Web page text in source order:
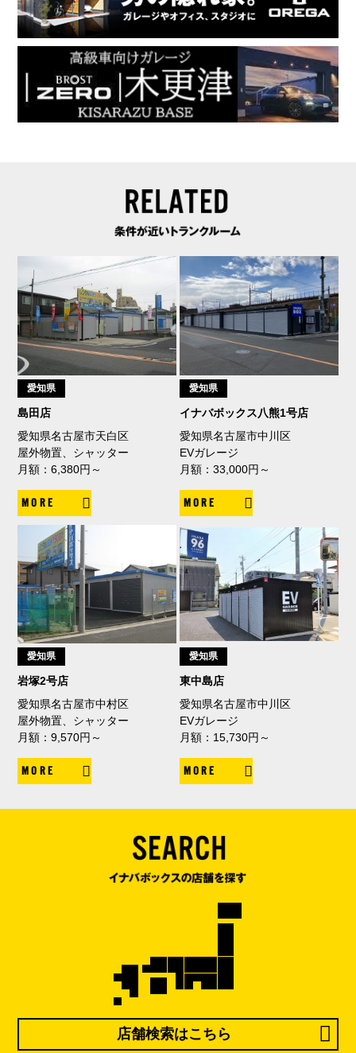
愛知県
島田店
愛知県名古屋市天白区
屋外物置、シャッター
月額：6,380円～
MORE
愛知県
イナバボックス八熊1号店
愛知県名古屋市中川区
EVガレージ
月額：33,000円～
MORE
愛知県
岩塚2号店
愛知県名古屋市中村区
屋外物置、シャッター
月額：9,570円～
MORE
愛知県
東中島店
愛知県名古屋市中川区
EVガレージ
月額：15,730円～
MORE
店舗検索はこちら